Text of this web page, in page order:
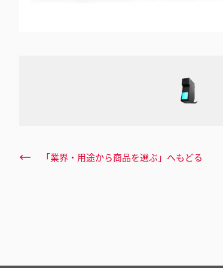
「業界・用途から商品を選ぶ」へもどる